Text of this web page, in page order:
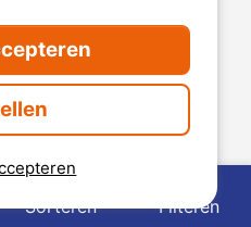
Sorteren Filteren
voorbehouden. Alle media